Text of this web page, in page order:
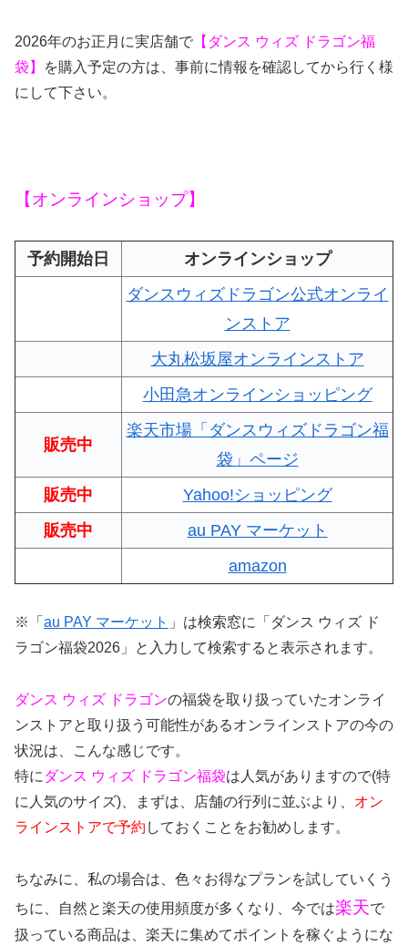
2026年のお正月に実店舗で 【ダンス ウィズ ドラゴン福
袋】
を購入予定の方は、事前に情報を確認してから行く様
にして下さい。
【オンラインショップ】
予約開始日
オンラインショップ
ダンスウィズドラゴン公式オンライ
ンストア
大丸松坂屋オンラインストア
小田急オンラインショッピング
販売中
楽天市場「ダンスウィズドラゴン福
袋」ページ
販売中
Yahoo!ショッピング
販売中
au PAY マーケット
amazon
※ 「 au PAY マーケット 」は検索窓に「ダンス ウィズ ド
ラゴン福袋2026」と入力して検索すると表示されます。
ダンス ウィズ ドラゴンの福袋を取り扱っていたオンライ
ンストアと取り扱う可能性があるオンラインストアの今の
状況は、こんな感じです。
特に ダンス ウィズ ドラゴン福袋は人気がありますので(特
に人気のサイズ)、まずは、店舗の行列に並ぶより、 オン
ラインストアで予約 しておくことをお勧めします。
ちなみに、私の場合は、色々お得なプランを試していくう
ちに、自然と楽天の使用頻度が多くなり、今では楽天で
扱っている商品は、楽天に集めてポイントを稼ぐようにな